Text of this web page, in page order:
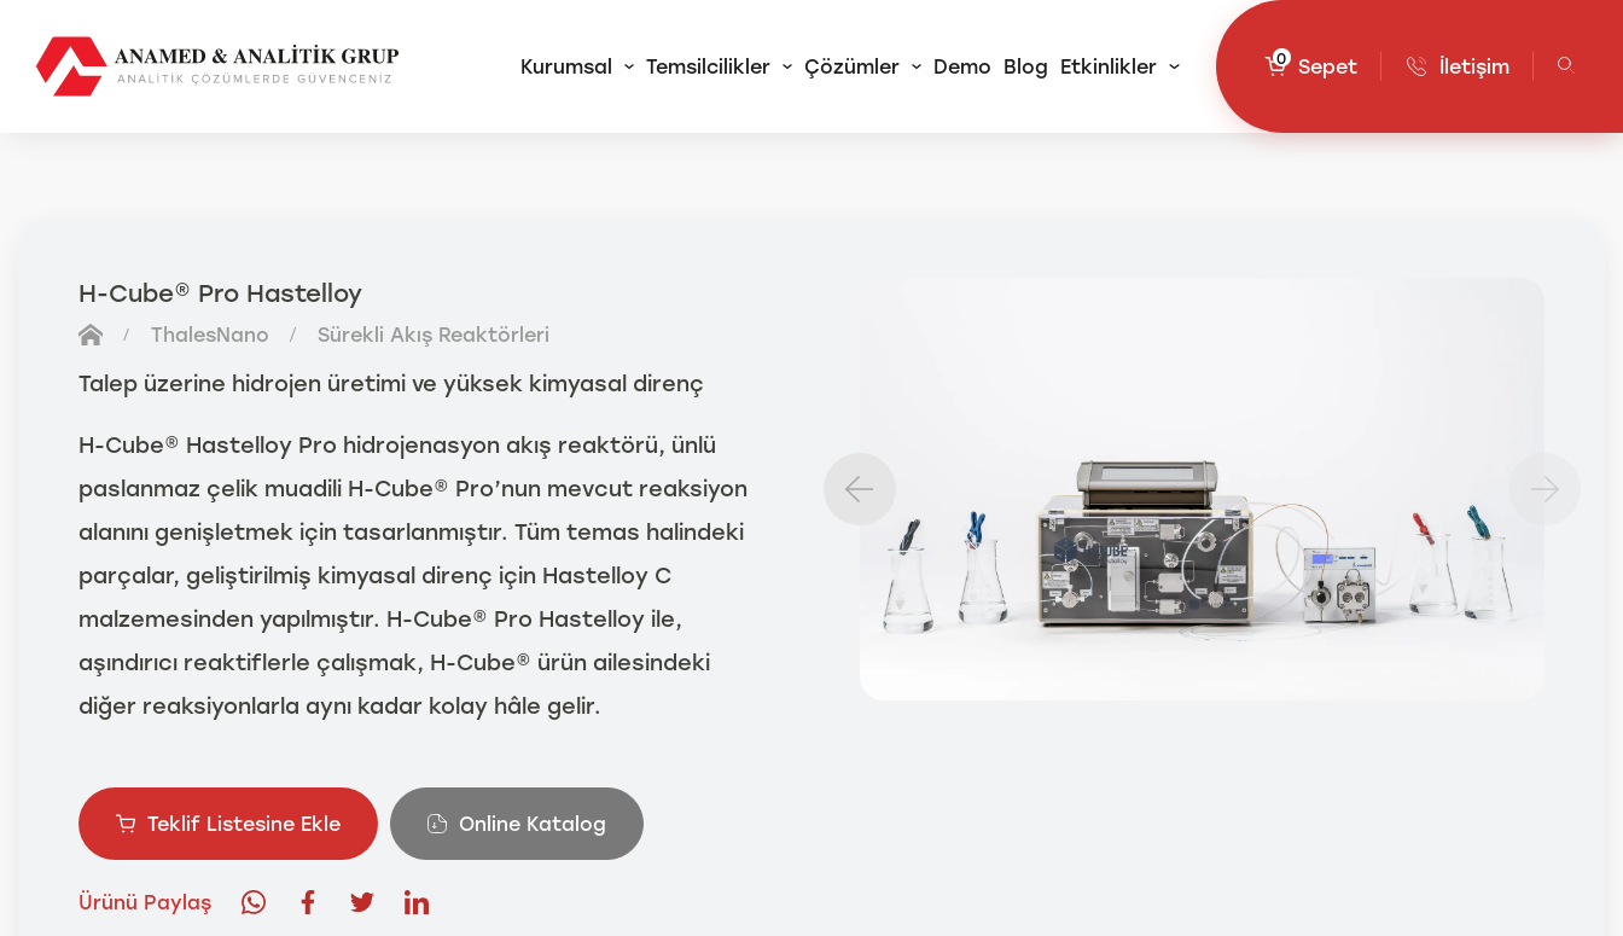
Kurumsal Temsilcilikler Çözümler
Tüm AMS Alliance
Ürünleri
SmartChem© Tam
Otomatik Yaş Kimya
Analizörleri
Demo Blog Etkinlikler 0 Sepet İletişim
H-Cube® Pro Hastelloy
ThalesNano Sürekli Akış Reaktörleri
Talep üzerine hidrojen üretimi ve yüksek kimyasal direnç
H-Cube® Hastelloy Pro hidrojenasyon akış reaktörü, ünlü
paslanmaz çelik muadili H-Cube® Pro’nun mevcut reaksiyon
alanını genişletmek için tasarlanmıştır. Tüm temas halindeki
parçalar, geliştirilmiş kimyasal direnç için Hastelloy C
malzemesinden yapılmıştır. H-Cube® Pro Hastelloy ile,
aşındırıcı reaktiflerle çalışmak, H-Cube® ürün ailesindeki
diğer reaksiyonlarla aynı kadar kolay hâle gelir.
Teklif Listesine Ekle Online Katalog
Ürünü Paylaş